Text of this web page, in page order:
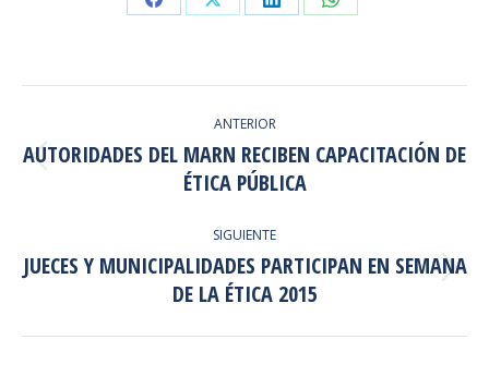
Share
Facebook
Share
X
Share
LinkedIn
Share
WhatsApp
ENTRE
PUBLICACIONES
ANTERIOR
Publicación
anterior:
AUTORIDADES DEL MARN RECIBEN CAPACITACIÓN DE
ÉTICA PÚBLICA
SIGUIENTE
Publicación
siguiente:
JUECES Y MUNICIPALIDADES PARTICIPAN EN SEMANA
DE LA ÉTICA 2015